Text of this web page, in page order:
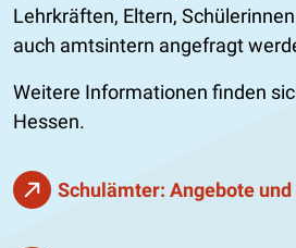
Lehrkräften, Eltern,
auch amtsintern angefragt
Weitere Informationen finden
Hessen.
Schulämter: Angebote